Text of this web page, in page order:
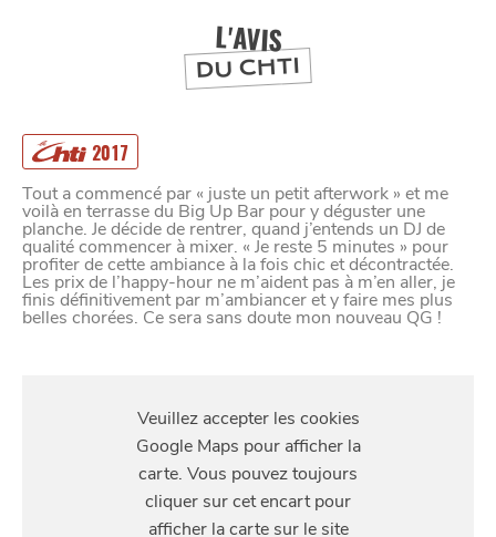
L'AVIS
DU CHTI
2017
Tout a commencé par « juste un petit afterwork » et me
voilà en terrasse du Big Up Bar pour y déguster une
planche. Je décide de rentrer, quand j’entends un DJ de
qualité commencer à mixer. « Je reste 5 minutes » pour
profiter de cette ambiance à la fois chic et décontractée.
Les prix de l’happy-hour ne m’aident pas à m’en aller, je
finis définitivement par m’ambiancer et y faire mes plus
belles chorées. Ce sera sans doute mon nouveau QG !
RENDRE
16 Place Pierre Mendès France, 59800 Lille, France
DEPUIS 1973